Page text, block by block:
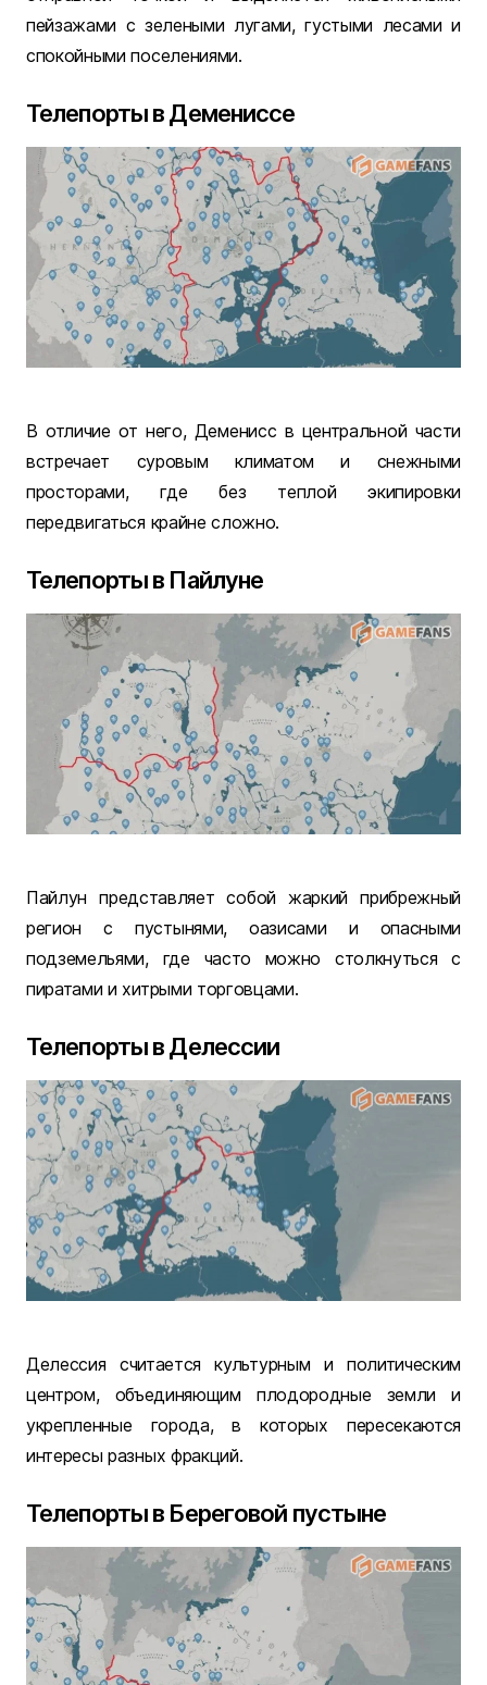
пейзажами с зелеными лугами, густыми лесами и
спокойными поселениями.
Телепорты в Демениссе
В отличие от него, Деменисс в центральной части
встречает суровым климатом и снежными
просторами, где без теплой экипировки
передвигаться крайне сложно.
Телепорты в Пайлуне
Пайлун представляет собой жаркий прибрежный
регион с пустынями, оазисами и опасными
подземельями, где часто можно столкнуться с
пиратами и хитрыми торговцами.
Телепорты в Делессии
Делессия считается культурным и политическим
центром, объединяющим плодородные земли и
укрепленные города, в которых пересекаются
интересы разных фракций.
Телепорты в Береговой пустыне